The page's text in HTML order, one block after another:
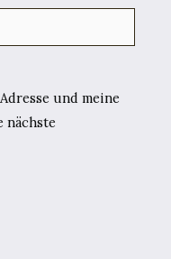
und meine
nächste